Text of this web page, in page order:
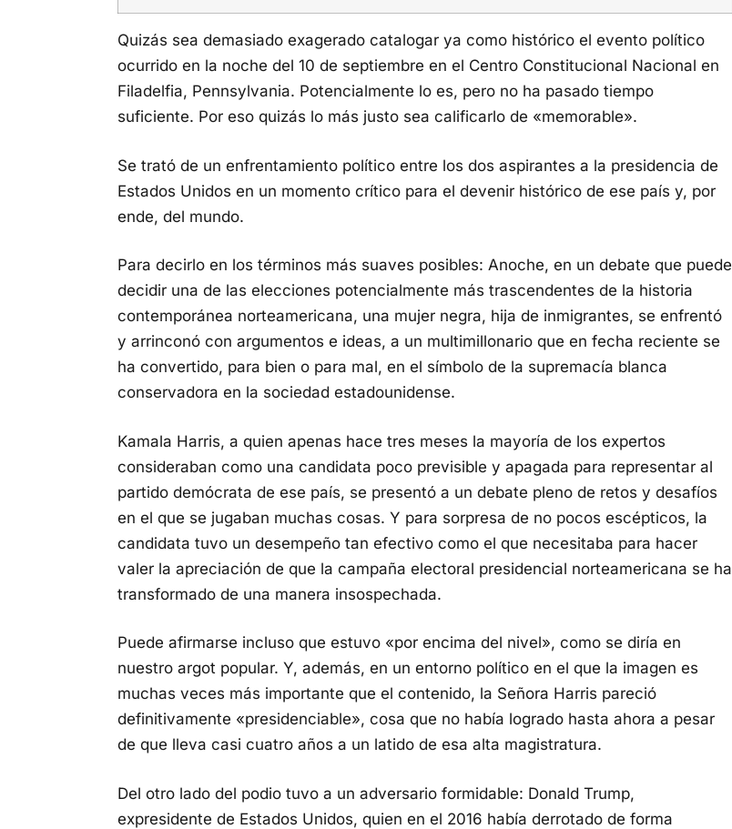
Quizás sea demasiado exagerado catalogar ya como histórico el evento político
ocurrido en la noche del 10 de septiembre en el Centro Constitucional Nacional en
Filadelfia, Pennsylvania. Potencialmente lo es, pero no ha pasado tiempo
suficiente. Por eso quizás lo más justo sea calificarlo de «memorable».
Se trató de un enfrentamiento político entre los dos aspirantes a la presidencia de
Estados Unidos en un momento crítico para el devenir histórico de ese país y, por
ende, del mundo.
Para decirlo en los términos más suaves posibles: Anoche, en un debate que puede
decidir una de las elecciones potencialmente más trascendentes de la historia
contemporánea norteamericana, una mujer negra, hija de inmigrantes, se enfrentó
y arrinconó con argumentos e ideas, a un multimillonario que en fecha reciente se
ha convertido, para bien o para mal, en el símbolo de la supremacía blanca
conservadora en la sociedad estadounidense.
Kamala Harris, a quien apenas hace tres meses la mayoría de los expertos
consideraban como una candidata poco previsible y apagada para representar al
partido demócrata de ese país, se presentó a un debate pleno de retos y desafíos
en el que se jugaban muchas cosas. Y para sorpresa de no pocos escépticos, la
candidata tuvo un desempeño tan efectivo como el que necesitaba para hacer
valer la apreciación de que la campaña electoral presidencial norteamericana se ha
transformado de una manera insospechada.
Puede afirmarse incluso que estuvo «por encima del nivel», como se diría en
nuestro argot popular. Y, además, en un entorno político en el que la imagen es
muchas veces más importante que el contenido, la Señora Harris pareció
definitivamente «presidenciable», cosa que no había logrado hasta ahora a pesar
de que lleva casi cuatro años a un latido de esa alta magistratura.
Del otro lado del podio tuvo a un adversario formidable: Donald Trump,
expresidente de Estados Unidos, quien en el 2016 había derrotado de forma